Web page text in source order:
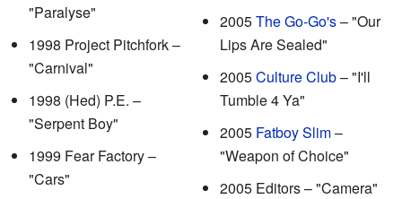
"Paralyse"
1998 Project Pitchfork –
"Carnival"
1998 (Hed) P.E. –
"Serpent Boy"
1999 Fear Factory –
"Cars"
2005The Go-Go's– "Our
Lips Are Sealed"
2005Culture Club– "I'll
Tumble 4 Ya"
2005 Fatboy Slim–
"Weapon of Choice"
2005 Editors – "Camera"